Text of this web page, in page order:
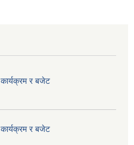
र बजेट
र बजेट